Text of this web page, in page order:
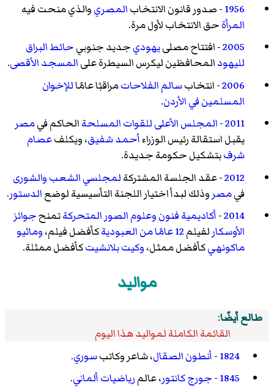
1956- صدور قانون الانتخابالمصريوالذي منحت فيه
المرأةحق الانتخاب لأول مرة.
2005- افتتاح مصلىيهوديجديد جنوبيحائط البراق
لليهودالمحافظين ليكرس السيطرة علىالمسجد الأقصى.
2006- انتخابسالم الفلاحاتمراقبًا عامًاللإخوان
المسلمين في الأردن.
2011
-المجلس الأعلى للقوات المسلحةالحاكم فيمصر
يقبل استقالة رئيس الوزراءأحمد شفيق، ويكلفعصام
شرفبتشكيل حكومة جديدة.
2012- عقد الجلسة المشتركةلمجلسي الشعبوالشورى
فيمصر وذلك لبدأ اختيار اللجنة التأسيسية لوضعالدستور.
2014
-أكاديمية فنون وعلوم الصور المتحركةتمنحجوائز
الأوسكار لفيلم12 عامًا من العبودية كأفضل فيلم،وماثيو
ماكونهيكأفضل ممثل،وكيت بلانشيتكأفضل ممثلة.
مواليد
طالع أيضًا:
القائمة الكاملة لمواليد هذا اليوم
1824
-أنطون الصقال، شاعر وكاتبسوري.
1845
-جورج كانتور، عالمرياضياتألماني.